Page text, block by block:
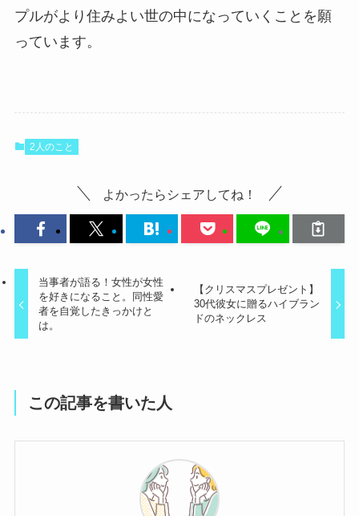
プルがより住みよい世の中になっていくことを願
っています。
2人のこと
よかったらシェアしてね！
当事者が語る！女性が女性
を好きになること。同性愛
者を自覚したきっかけと
は。
【クリスマスプレゼント】
30代彼女に贈るハイブラン
ドのネックレス
この記事を書いた人